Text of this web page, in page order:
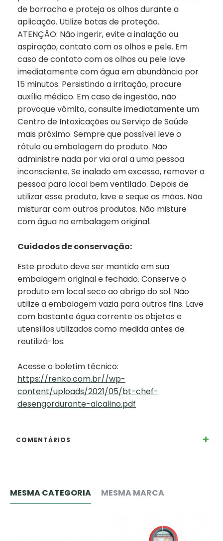
de borracha e proteja os olhos durante a
aplicação. Utilize botas de proteção.
ATENÇÃO: Não ingerir, evite a inalação ou
aspiração, contato com os olhos e pele. Em
caso de contato com os olhos ou pele lave
imediatamente com água em abundância por
15 minutos. Persistindo a irritação, procure
auxílio médico. Em caso de ingestão, não
provoque vômito, consulte imediatamente um
Centro de Intoxicações ou Serviço de Saúde
mais próximo. Sempre que possível leve o
rótulo ou embalagem do produto. Não
administre nada por via oral a uma pessoa
inconsciente. Se inalado em excesso, remover a
pessoa para local bem ventilado. Depois de
utilizar esse produto, lave e seque as mãos. Não
misturar com outros produtos. Não misture
com água na embalagem original.
Cuidados de conservação:
Este produto deve ser mantido em sua
embalagem original e fechado. Conserve o
produto em local seco ao abrigo do sol. Não
utilize a embalagem vazia para outros fins. Lave
com bastante água corrente os objetos e
utensílios utilizados como medida antes de
reutilizá-los.
Acesse o boletim técnico:
https://renko.com.br//wp-
content/uploads/2021/05/bt-chef-
desengordurante-alcalino.pdf
COMENTÁRIOS
MESMA CATEGORIA MESMA MARCA